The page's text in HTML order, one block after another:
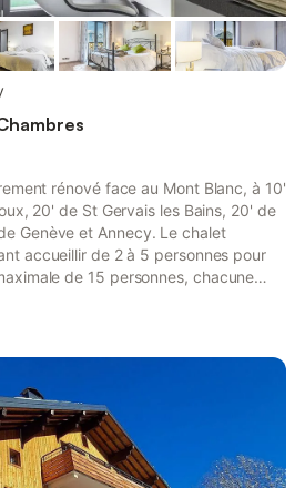
rénové face au Mont Blanc, à 10'
20' de St Gervais les Bains, 20' de
Genève et Annecy. Le chalet
accueillir de 2 à 5 personnes pour
de 15 personnes, chacune
de Varan donne accès au jardin
salon avec poêle, TV dans le salon
room avec chauffe-chaus...